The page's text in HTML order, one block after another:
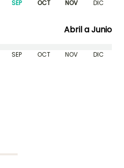
SEP OCT NOV DIC
Abril a Junio
SEP OCT NOV DIC